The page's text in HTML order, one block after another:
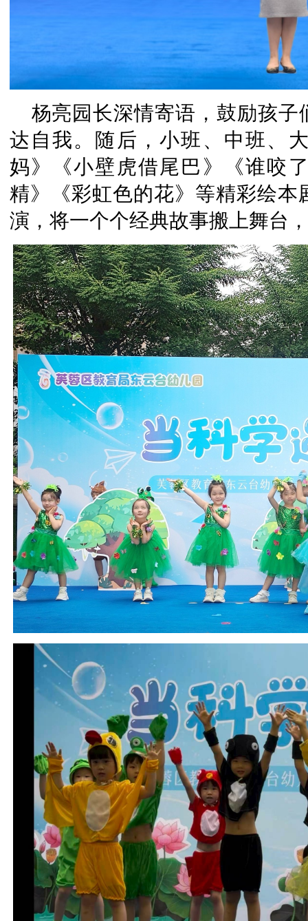
杨亮园长深情寄语，鼓励孩
达自我。随后，小班、中班、
妈》《小壁虎借尾巴》《谁咬
精》《彩虹色的花》等精彩绘
演，将一个个经典故事搬上舞台